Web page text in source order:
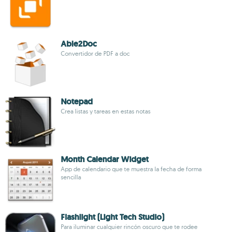
Able2Doc
Convertidor de PDF a doc
Notepad
Crea listas y tareas en estas notas
Month Calendar Widget
App de calendario que te muestra la fecha de forma
sencilla
Flashlight (Light Tech Studio)
Para iluminar cualquier rincón oscuro que te rodee